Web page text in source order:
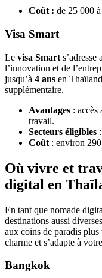
Coût : de 25 000
Visa Smart
Le visa Smart
l’innovation et de
jusqu’à 4 ans en
supplémentaire.
Avantages : accès
travail.
Secteurs éligibles
Coût : environ
Où vivre et
digital en
En tant que nomade
destinations aussi
aux coins de paradis
charme et s’adapte à
Bangkok